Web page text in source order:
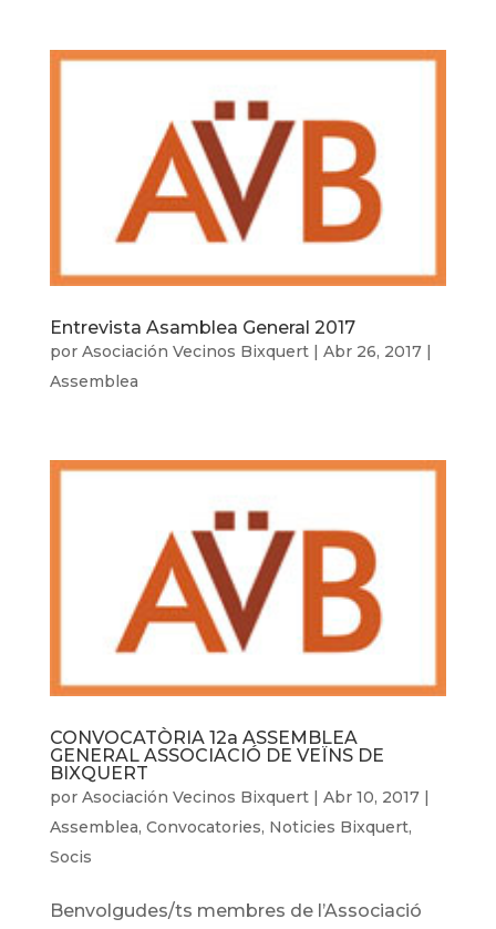
Entrevista Asamblea General 2017
por Asociación Vecinos Bixquert| Abr 26, 2017|
Assemblea
CONVOCATÒRIA 12a ASSEMBLEA
GENERAL ASSOCIACIÓ DE VEÏNS DE
BIXQUERT
por Asociación Vecinos Bixquert| Abr 10, 2017|
Assemblea, Convocatories, Noticies Bixquert,
Socis
Benvolgudes/ts membres de l’Associació